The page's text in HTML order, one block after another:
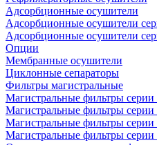
Адсорбционные осушители
Адсорбционные осушители
Адсорбционные осушители
Опции
Мембранные осушители
Циклонные сепараторы
Фильтры магистральные
Магистральные фильтры
Магистральные фильтры серии
Магистральные фильтры серии
Магистральные фильтры